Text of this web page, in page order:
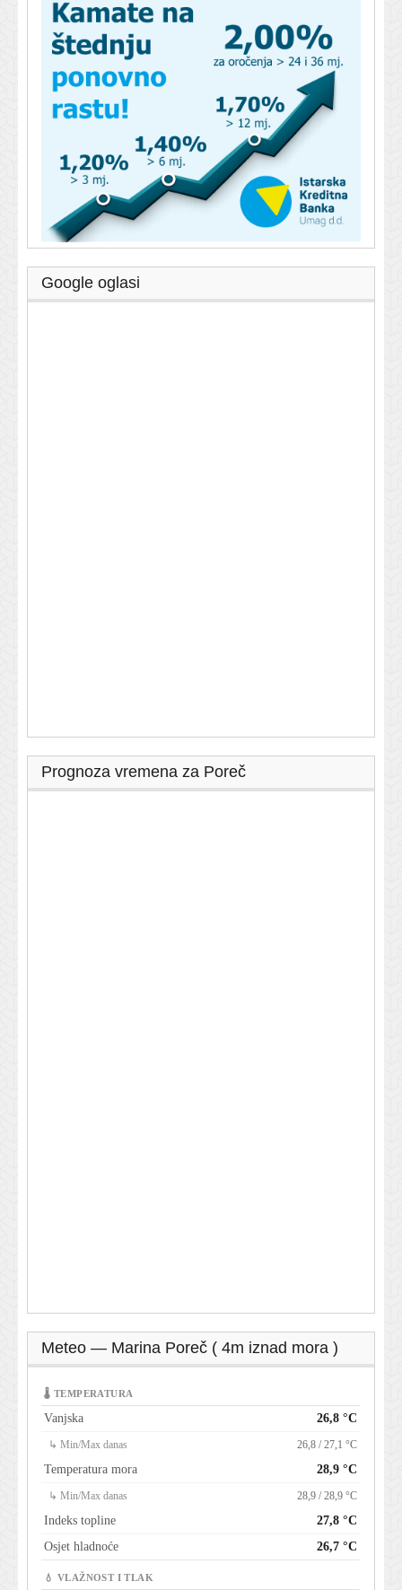
Google oglasi
Prognoza vremena za Poreč
Meteo — Marina Poreč ( 4m iznad mora )
🌡 TEMPERATURA
Vanjska 26,8 °C
↳ Min/Max danas 26,8 / 27,1 °C
Temperatura mora 28,9 °C
↳ Min/Max danas 28,9 / 28,9 °C
Indeks topline
27,8 °C
Osjet hladnoće
26,7 °C
💧 VLAŽNOST I TLAK